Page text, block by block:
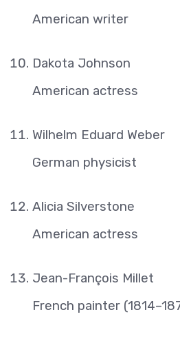
American writer
Dakota Johnson
American actress
Wilhelm Eduard Weber
German physicist
Alicia Silverstone
American actress
Jean-François Millet
French painter